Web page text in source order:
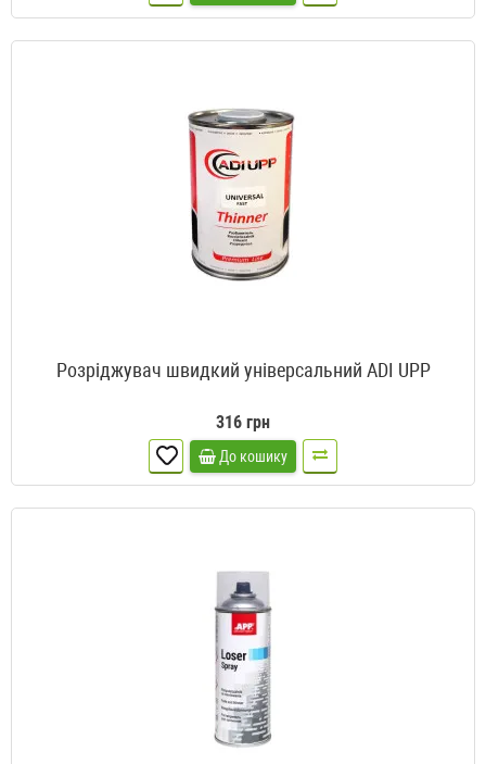
Розріджувач швидкий універсальний ADI UPP
316 грн
До кошику